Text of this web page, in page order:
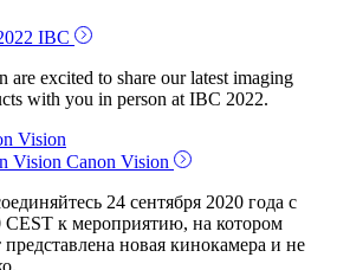
IBC
are excited to share our latest imaging
with you in person at IBC 2022.
Vision
Vision Canon Vision
24 сентября 2020 года с
CEST к мероприятию, на котором
представлена новая кинокамера и не